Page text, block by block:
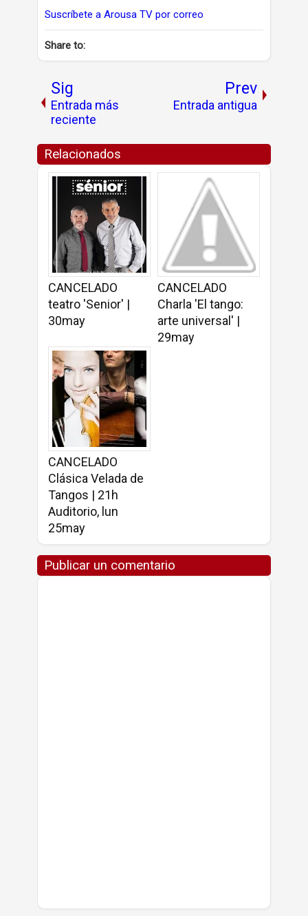
Suscríbete a Arousa TV por correo
Share to:
Sig
Entrada más
reciente
Prev
Entrada antigua
Relacionados
CANCELADO
teatro 'Senior' |
30may
CANCELADO
Charla 'El tango:
arte universal' |
29may
CANCELADO
Clásica Velada de
Tangos | 21h
Auditorio, lun
25may
Publicar un comentario